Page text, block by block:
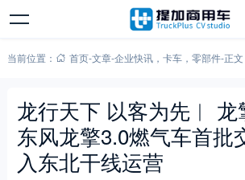
当前位置： 首页-文章-企业快讯， 卡车， 零部件-正文
龙行天下 以客为先︱ 龙
东风龙擎3.0燃气车首批
入东北干线运营